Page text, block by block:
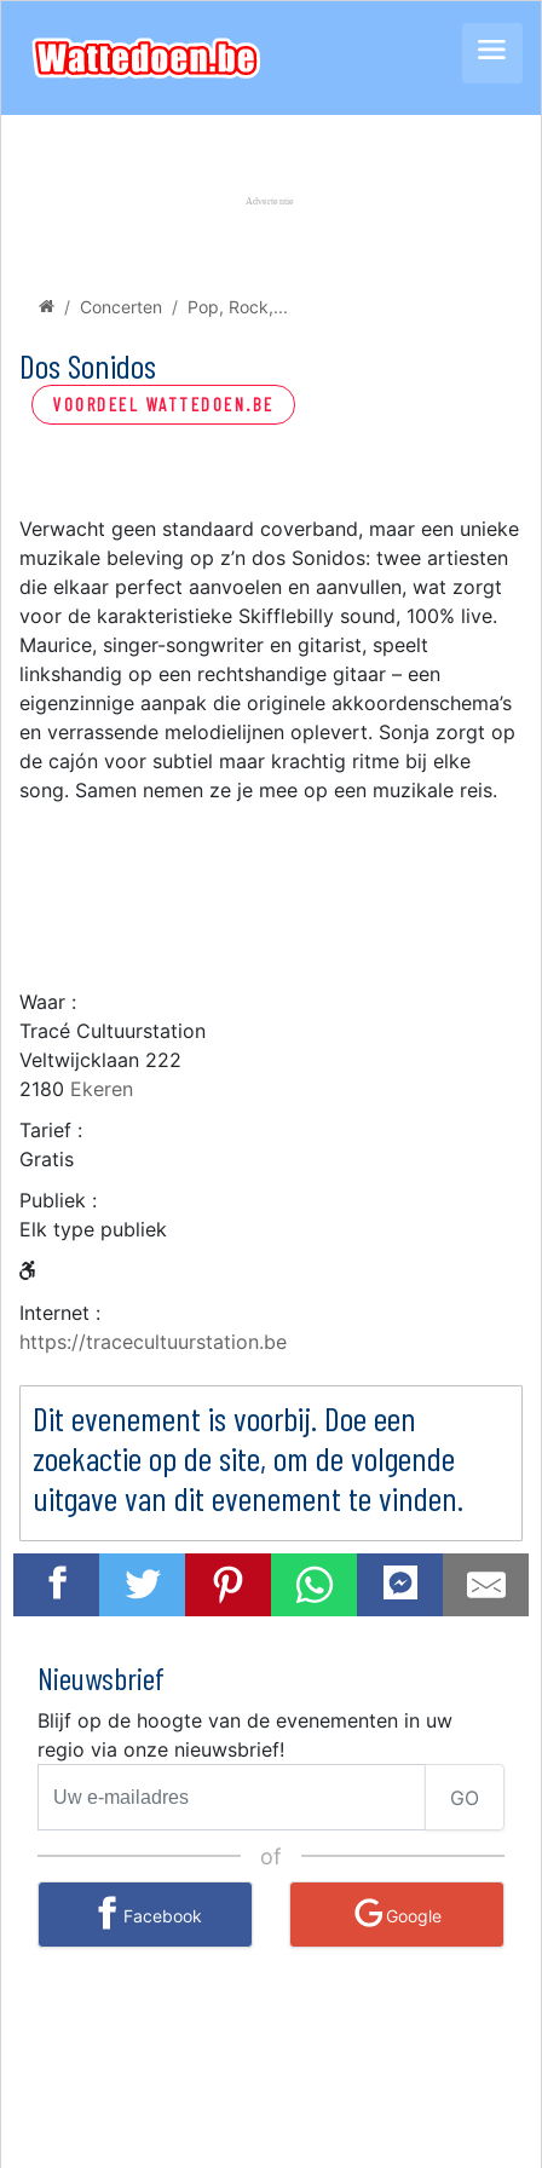
Concerten Pop, Rock,...
Dos Sonidos
VOORDEEL WATTEDOEN.BE
Verwacht geen standaard coverband, maar een unieke
muzikale beleving op z’n dos Sonidos: twee artiesten
die elkaar perfect aanvoelen en aanvullen, wat zorgt
voor de karakteristieke Skifflebilly sound, 100% live.
Maurice, singer-songwriter en gitarist, speelt
linkshandig op een rechtshandige gitaar – een
eigenzinnige aanpak die originele akkoordenschema’s
en verrassende melodielijnen oplevert. Sonja zorgt op
de cajón voor subtiel maar krachtig ritme bij elke
song. Samen nemen ze je mee op een muzikale reis.
Waar :
Tracé Cultuurstation
Veltwijcklaan 222
2180 Ekeren
Tarief :
Gratis
Publiek :
Elk type publiek
Internet :
https://tracecultuurstation.be
Dit evenement is voorbij. Doe een
zoekactie op de site, om de volgende
uitgave van dit evenement te vinden.
Nieuwsbrief
Blijf op de hoogte van de evenementen in uw
regio via onze nieuwsbrief!
GO
of
Facebook Google